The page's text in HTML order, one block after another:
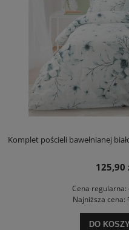
Komplet pościeli bawełnianej
125,90
Cena regularna:
Najniższa cena:
DO